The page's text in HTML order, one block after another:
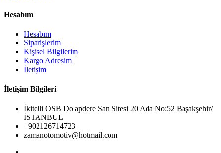
Hesabım
Hesabım
Siparişlerim
Kişisel Bilgilerim
Kargo Adresim
İletişim
İletişim Bilgileri
İkitelli OSB Dolapdere San Sitesi 20 Ada No:52 Başakşehir/
İSTANBUL
+902126714723
zamanotomotiv@hotmail.com